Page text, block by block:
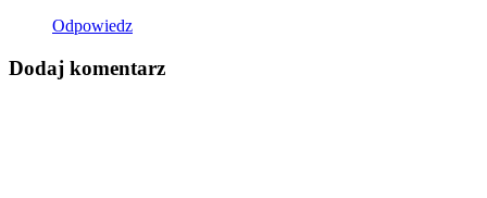
Odpowiedz
Dodaj komentarz